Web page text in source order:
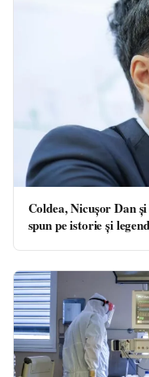
Coldea, Nicușor Dan
spun pe istorie şi